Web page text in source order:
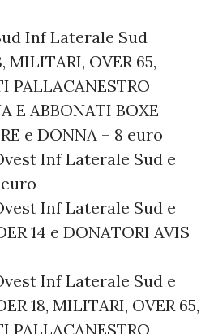
Inf Laterale Sud
MILITARI, OVER 65,
PALLACANESTRO
E ABBONATI BOXE
e DONNA – 8 euro
Inf Laterale Sud e
Inf Laterale Sud e
14 e DONATORI AVIS
Inf Laterale Sud e
18, MILITARI, OVER 65,
PALLACANESTRO